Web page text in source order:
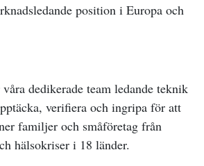
position i Europa och
dedikerade team ledande teknik
verifiera och ingripa för att
familjer och småföretag från
hälsokriser i 18 länder.